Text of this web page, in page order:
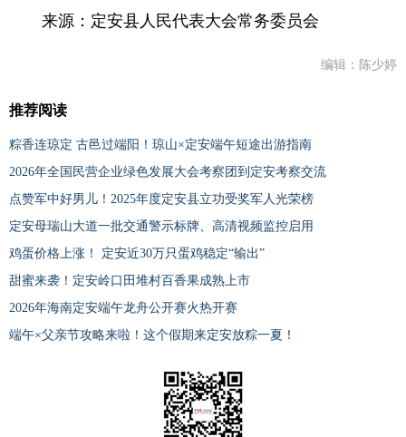
来源：定安县人民代表大会常务委员会
编辑：陈少婷
推荐阅读
粽香连琼定 古邑过端阳！琼山×定安端午短途出游指南
2026年全国民营企业绿色发展大会考察团到定安考察交流
点赞军中好男儿！2025年度定安县立功受奖军人光荣榜
定安母瑞山大道一批交通警示标牌、高清视频监控启用
鸡蛋价格上涨！ 定安近30万只蛋鸡稳定“输出”
甜蜜来袭！定安岭口田堆村百香果成熟上市
2026年海南定安端午龙舟公开赛火热开赛
端午×父亲节攻略来啦！这个假期来定安放粽一夏！